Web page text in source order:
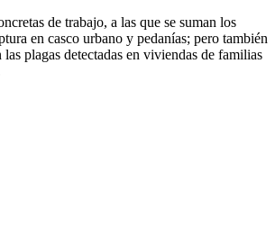
de trabajo, a las que se suman los
en casco urbano y pedanías; pero también
plagas detectadas en viviendas de familias